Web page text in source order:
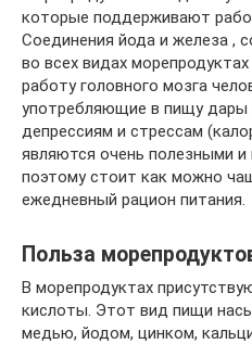
которые поддерживают
Соединения йода и железа ,
во всех видах
работу головного мозга
употребляющие в пищу
депрессиям и стрессам
являются очень полезными
поэтому стоит как можно
ежедневный рацион питания.
Польза
В морепродуктах
кислоты. Этот вид пищи
медью, йодом, цинком,